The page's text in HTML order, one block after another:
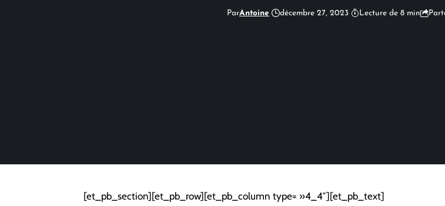
ParAntoine décembre 27, 2023 Lecture de 8 min
[et_pb_section][et_pb_row][et_pb_column type= »4_4″][et_pb_text]